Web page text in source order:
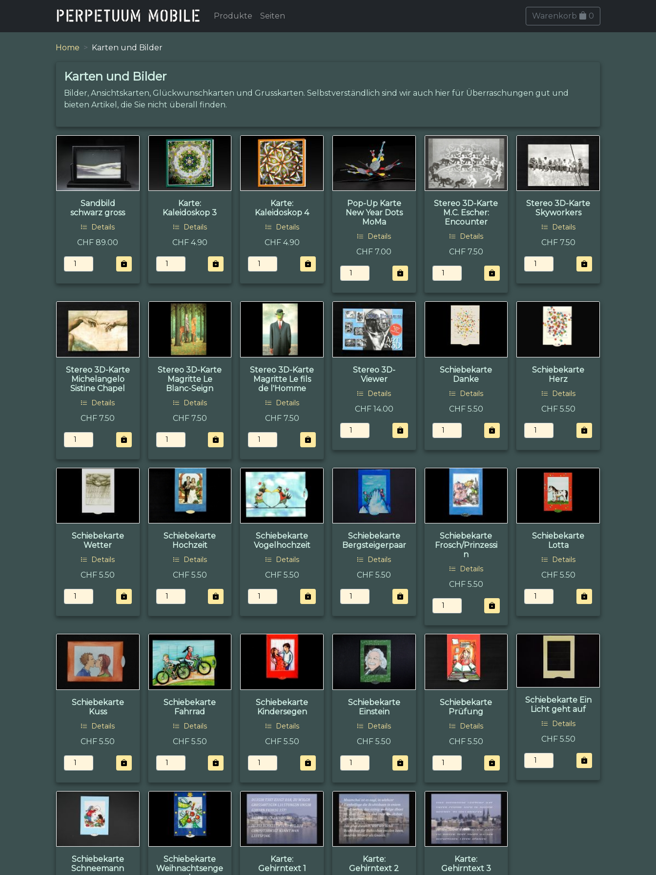
Produkte Seiten Warenkorb 0
Home Karten und Bilder
Karten und Bilder
Bilder, Ansichtskarten, Glückwunschkarten und Grusskarten. Selbstverständlich sind wir auch hier für Überraschungen gut und
bieten Artikel, die Sie nicht überall finden.
Sandbild
schwarz gross
Details
CHF 89.00
Karte:
Kaleidoskop 3
Details
CHF 4.90
Karte:
Kaleidoskop 4
Details
CHF 4.90
Pop-Up Karte
New Year Dots
MoMa
Details
CHF 7.00
Stereo 3D-Karte
M.C. Escher:
Encounter
Details
CHF 7.50
Stereo 3D-Karte
Skyworkers
Details
CHF 7.50
Stereo 3D-Karte
Michelangelo
Sistine Chapel
Details
CHF 7.50
Stereo 3D-Karte
Magritte Le
Blanc-Seign
Details
CHF 7.50
Stereo 3D-Karte
Magritte Le fils
de l'Homme
Details
CHF 7.50
Stereo 3D-
Viewer
Details
CHF 14.00
Schiebekarte
Danke
Details
CHF 5.50
Schiebekarte
Herz
Details
CHF 5.50
Schiebekarte
Wetter
Details
CHF 5.50
Schiebekarte
Hochzeit
Details
CHF 5.50
Schiebekarte
Vogelhochzeit
Details
CHF 5.50
Schiebekarte
Bergsteigerpaar
Details
CHF 5.50
Schiebekarte
Frosch/Prinzessi
n
Details
CHF 5.50
Schiebekarte
Lotta
Details
CHF 5.50
Schiebekarte
Kuss
Details
CHF 5.50
Schiebekarte
Fahrrad
Details
CHF 5.50
Schiebekarte
Kindersegen
Details
CHF 5.50
Schiebekarte
Einstein
Details
CHF 5.50
Schiebekarte
Prüfung
Details
CHF 5.50
Schiebekarte Ein
Licht geht auf
Details
CHF 5.50
Schiebekarte
Schneemann
Schiebekarte
Weihnachtsenge
Karte:
Gehirntext 1
Karte:
Gehirntext 2
Karte:
Gehirntext 3